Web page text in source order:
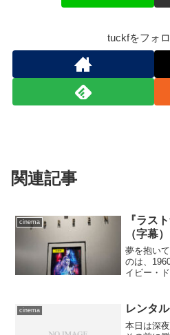
tuckfをフォ
関連記事
cinema
『ラス
（字幕）
夢を抱い
のは、
イビー・
cinema レンタ
本日は深